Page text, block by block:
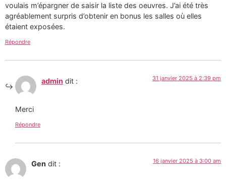
voulais m’épargner de saisir la liste des oeuvres. J’ai été très
agréablement surpris d’obtenir en bonus les salles où elles
étaient exposées.
Répondre
admin dit : 31 janvier 2025 à 2:39 pm
Merci
Répondre
Gen dit : 16 janvier 2025 à 3:00 am